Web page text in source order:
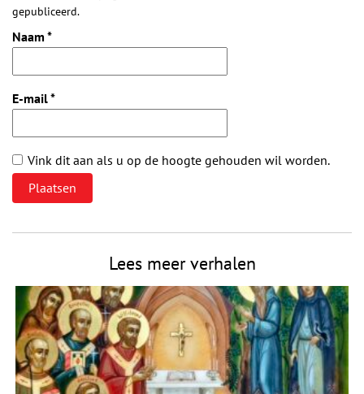
gepubliceerd.
Naam *
E-mail*
Vink dit aan als u op de hoogte gehouden wil worden.
Lees meer verhalen